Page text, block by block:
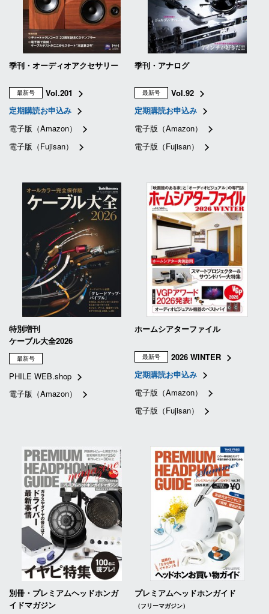
季刊・オーディオアクセサリー
最新号
Vol.201
定期購読お申込み
電子版（Amazon）
電子版（Fujisan）
季刊・アナログ
最新号
Vol.92
定期購読お申込み
電子版（Amazon）
電子版（Fujisan）
特別増刊
ケーブル大全2026
最新号
PHILE WEB.shop
電子版（Amazon）
ホームシアターファイル
最新号
2026 WINTER
定期購読お申込み
電子版（Amazon）
電子版（Fujisan）
別冊・プレミアムヘッドホンガ
イドマガジン
プレミアムヘッドホンガイド
（フリーマガジン）